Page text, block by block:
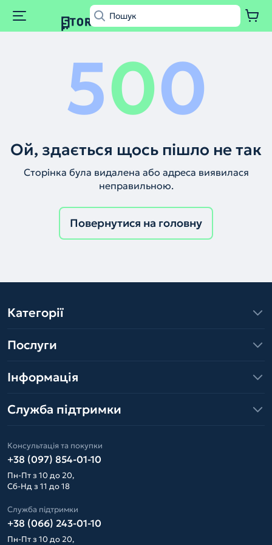
500
Ой, здається щось пішло не так
Сторінка була видалена або адреса виявилася
неправильною.
Повернутися на головну
Категорії
Послуги
Інформація
Служба підтримки
Консультація та покупки
+38 (097) 854-01-10
Пн-Пт з 10 до 20,
Сб-Нд з 11 до 18
Служба підтримки
+38 (066) 243-01-10
Пн-Пт з 10 до 20,